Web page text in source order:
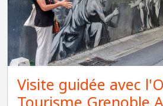
Visite guidée avec
Tourisme Grenoble